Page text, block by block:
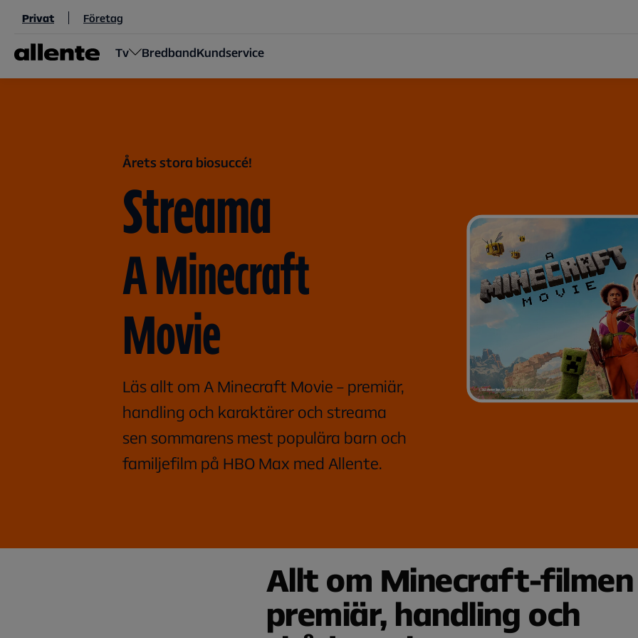
Hoppa till huvudinnehåll
Privat Företag
Tv BredbandKundservice
Årets stora biosuccé!
Streama
A Minecraft
Movie
Läs allt om A Minecraft Movie – premiär,
handling och karaktärer och streama
sen sommarens mest populära barn och
familjefilm på HBO Max med Allente.
Allt om Minecraft-filmen
premiär, handling och